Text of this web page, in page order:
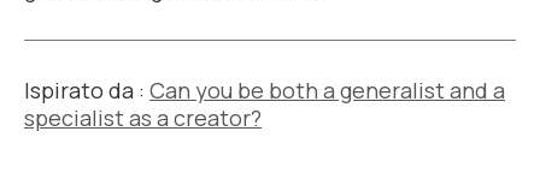
Ispirato da : Can you be both a generalist and a
specialist as a creator?